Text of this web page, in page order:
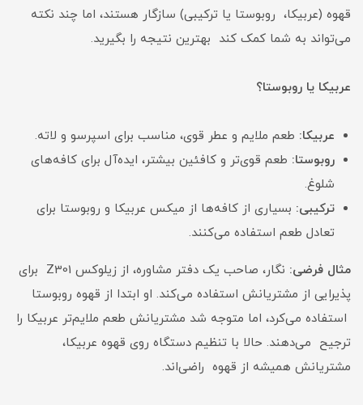
قهوه (عربیکا، روبوستا یا ترکیبی) سازگار هستند، اما چند نکته
می‌تواند به شما کمک کند بهترین نتیجه را بگیرید.
عربیکا یا روبوستا؟
عربیکا: طعم ملایم و عطر قوی، مناسب برای اسپرسو و لاته.
روبوستا: طعم قوی‌تر و کافئین بیشتر، ایده‌آل برای کافه‌های
شلوغ.
ترکیبی: بسیاری از کافه‌ها از میکس عربیکا و روبوستا برای
تعادل طعم استفاده می‌کنند.
مثال فرضی:
نگار، صاحب یک دفتر مشاوره، از زیلوکس Z301 برای
پذیرایی از مشتریانش استفاده می‌کند. او ابتدا از قهوه روبوستا
استفاده می‌کرد، اما متوجه شد مشتریانش طعم ملایم‌تر عربیکا را
ترجیح می‌دهند. حالا با تنظیم دستگاه روی قهوه عربیکا،
مشتریانش همیشه از قهوه راضی‌اند.